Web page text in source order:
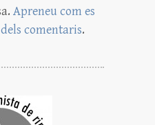
Apreneu com es
comentaris.